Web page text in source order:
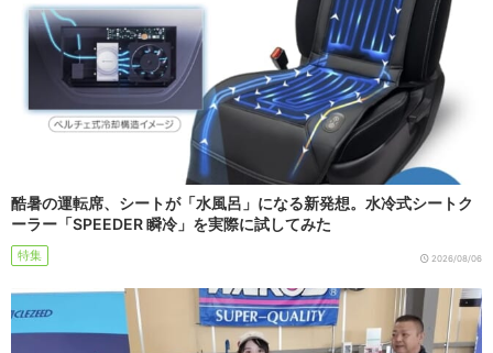
酷暑の運転席、シートが「水風呂」になる新発想。水冷式シートク
ーラー「SPEEDER 瞬冷」を実際に試してみた
特集 2026/08/06